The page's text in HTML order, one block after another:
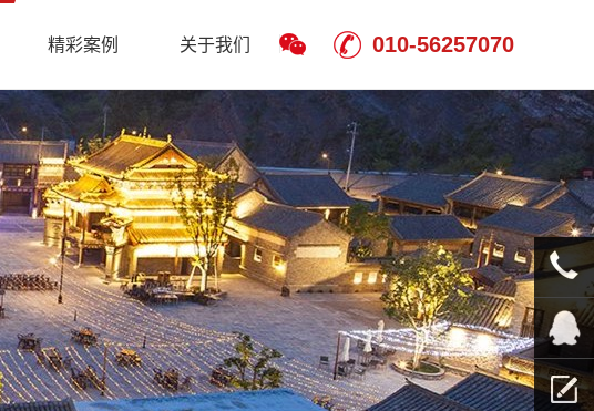
精彩案例 关于我们 010-56257070
010-
QQ客服